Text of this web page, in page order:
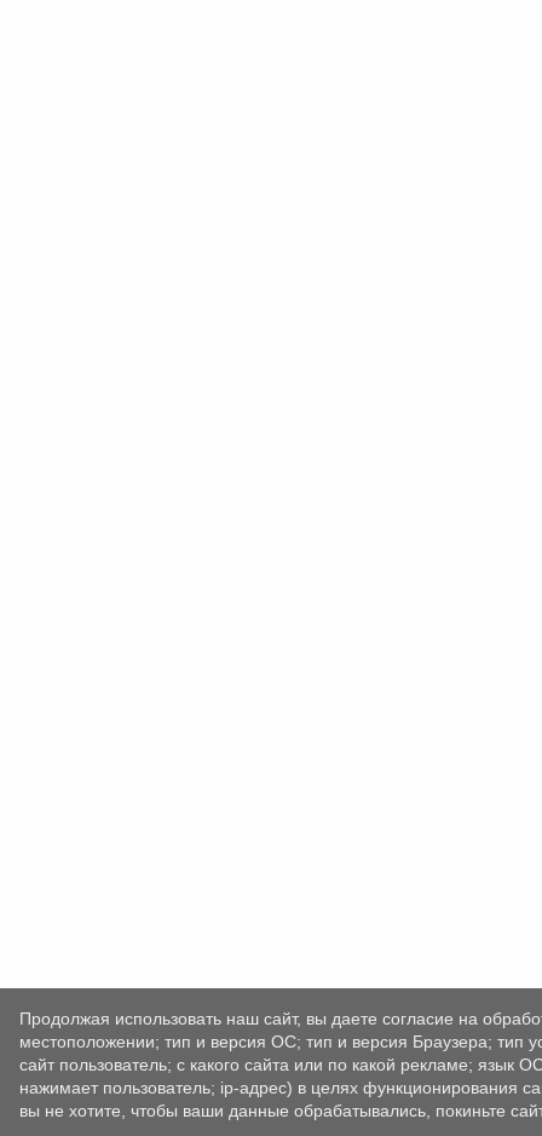
Продолжая использовать наш сайт, вы даете согласие на
местоположении; тип и версия ОС; тип и версия Браузера; тип
сайт пользователь; с какого сайта или по какой рекламе; язык
нажимает пользователь; ip-адрес) в целях функционирования
вы не хотите, чтобы ваши данные обрабатывались, покиньте